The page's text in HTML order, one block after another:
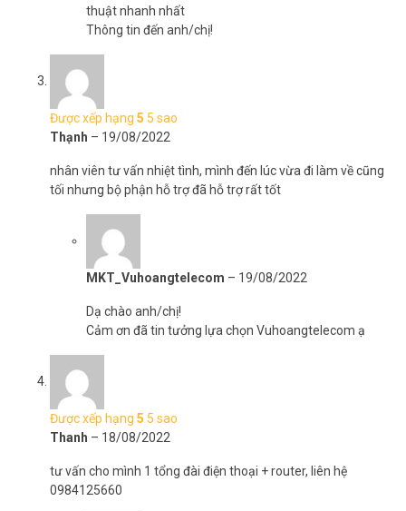
thuật nhanh nhất
Thông tin đến anh/chị!
Được xếp hạng 5 5 sao
Thạnh – 19/08/2022
nhân viên tư vấn nhiệt tình, mình đến lúc vừa đi làm về cũng
tối nhưng bộ phận hỗ trợ đã hỗ trợ rất tốt
MKT_Vuhoangtelecom – 19/08/2022
Dạ chào anh/chị!
Cảm ơn đã tin tưởng lựa chọn Vuhoangtelecom ạ
Được xếp hạng 5 5 sao
Thanh – 18/08/2022
tư vấn cho mình 1 tổng đài điện thoại + router, liên hệ
0984125660